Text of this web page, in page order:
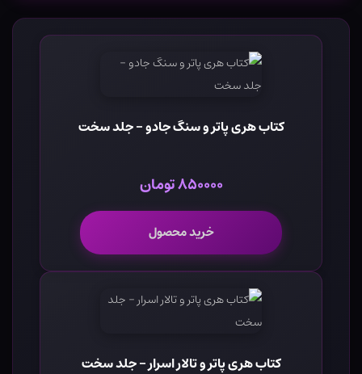
کتاب هری پاتر و سنگ جادو - جلد سخت
۸۵۰۰۰۰ تومان
خرید محصول
کتاب هری پاتر و تالار اسرار - جلد سخت